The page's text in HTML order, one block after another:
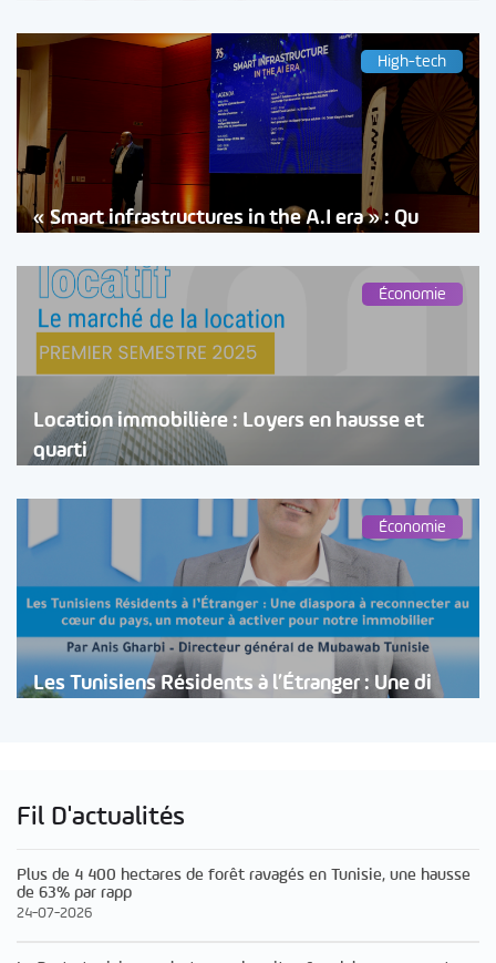
High-tech
« Smart infrastructures in the A.I era » : Qu
Économie
Location immobilière : Loyers en hausse et
quarti
Économie
Les Tunisiens Résidents à l’Étranger : Une di
Fil D'actualités
Plus de 4 400 hectares de forêt ravagés en Tunisie, une hausse
de 63% par rapp
24-07-2026